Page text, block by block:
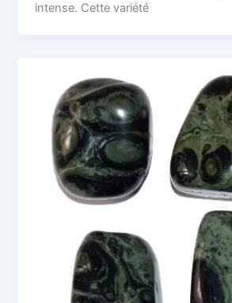
intense. Cette variété